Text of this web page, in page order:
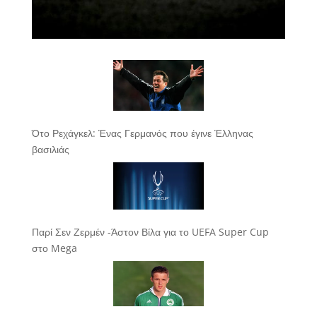
Ότο Ρεχάγκελ: Ένας Γερμανός που έγινε Έλληνας
βασιλιάς
Παρί Σεν Ζερμέν -Άστον Βίλα για το UEFA Super Cup
στο Mega